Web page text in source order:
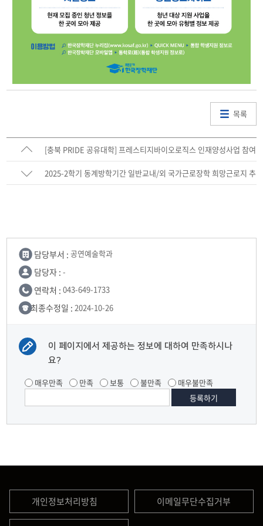
목록
[충북 PRIDE 공유대학] 프레스티지바이오로직스 인재양성사업 참여
학생 모집 안내
2025-2학기 동계방학기간 일반교내/외 국가근로장학 희망근로지 추
담당부서 : 공연예술학과
담당자 : -
연락처 : 043-649-1733
최종수정일 : 2024-10-26
이 페이지에서 제공하는 정보에 대하여 만족하시나
요?
매우만족 만족 보통 불만족 매우불만족
개인정보처리방침 이메일무단수집거부